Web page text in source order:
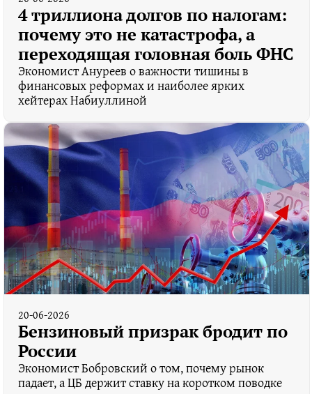
4 триллиона долгов по налогам:
почему это не катастрофа, а
переходящая головная боль ФНС
Экономист Ануреев о важности тишины в
финансовых реформах и наиболее ярких
хейтерах Набиуллиной
20-06-2026
Бензиновый призрак бродит по
России
Экономист Бобровский о том, почему рынок
падает, а ЦБ держит ставку на коротком поводке